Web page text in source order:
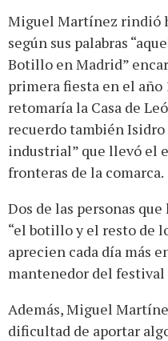
Miguel Martínez rindió
según sus palabras
Botillo en Madrid”
primera fiesta en el
retomaría la Casa de
recuerdo también Isidro
industrial” que llevó el
fronteras de la comarca.
Dos de las personas
“el botillo y el resto de
aprecien cada día más
mantenedor del festival
Además, Miguel
dificultad de aportar